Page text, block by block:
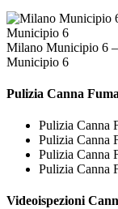
Milano Municipio 6 –
Municipio 6
Pulizia Canna
Pulizia Canna
Pulizia Canna
Pulizia Canna
Pulizia Canna
Videoispezioni